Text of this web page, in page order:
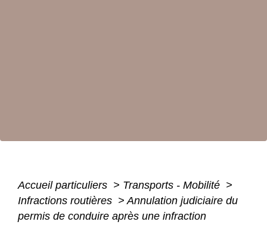
Accueil particuliers > Transports - Mobilité >
Infractions routières > Annulation judiciaire du
permis de conduire après une infraction